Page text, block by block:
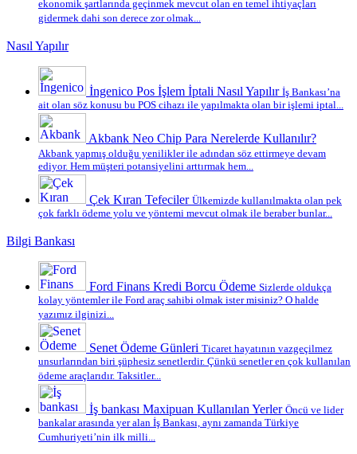
ekonomik şartlarında geçinmek mevcut olan en temel ihtiyaçları
gidermek dahi son derece zor olmak...
Nasıl Yapılır
İngenico Pos İşlem İptali Nasıl Yapılır İş Bankası’na
ait olan söz konusu bu POS cihazı ile yapılmakta olan bir işlemi iptal...
Akbank Neo Chip Para Nerelerde Kullanılır?
Akbank yapmış olduğu yenilikler ile adından söz ettirmeye devam
ediyor. Hem müşteri potansiyelini arttırmak hem...
Çek Kıran Tefeciler Ülkemizde kullanılmakta olan pek
çok farklı ödeme yolu ve yöntemi mevcut olmak ile beraber bunlar...
Bilgi Bankası
Ford Finans Kredi Borcu Ödeme Sizlerde oldukça
kolay yöntemler ile Ford araç sahibi olmak ister misiniz? O halde
yazımız ilginizi...
Senet Ödeme Günleri Ticaret hayatının vazgeçilmez
unsurlarından biri şüphesiz senetlerdir. Çünkü senetler en çok kullanılan
ödeme araçlarıdır. Taksitler...
İş bankası Maxipuan Kullanılan Yerler Öncü ve lider
bankalar arasında yer alan İş Bankası, aynı zamanda Türkiye
Cumhuriyeti’nin ilk milli...